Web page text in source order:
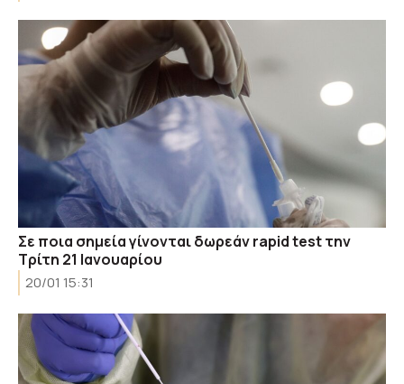
Σε ποια σημεία γίνονται δωρεάν rapid test την
Τρίτη 21 Ιανουαρίου
20/01 15:31